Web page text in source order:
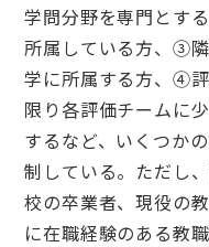
学問分野を専門とす
所属している方、③
学に所属する方、④
限り各評価チームに
するなど、いくつか
制している。ただし
校の卒業者、現役の
に在職経験のある教